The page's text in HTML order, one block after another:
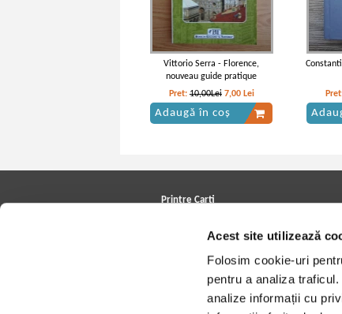
Acest site utilizează
Folosim cookie-uri
pentru a analiza
analize informații cu
Vittorio Serra - Florence,
nouveau guide pratique
Pret: 10,00Lei 7,00 Lei
Adaugă în coș
Printre Carti
Cele mai căutate cărți
Blog Printre Carti
Cărţi sub 5 lei